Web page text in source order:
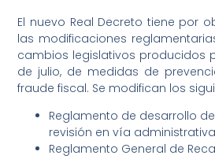
El nuevo Real Decreto tiene por
las modificaciones
cambios legislativos producidos
de julio, de medidas de
fraude fiscal. Se modifican los
Reglamento de desarrollo
revisión en vía
Reglamento General de